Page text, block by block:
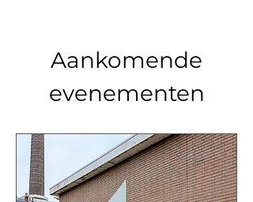
Aankomende
evenementen